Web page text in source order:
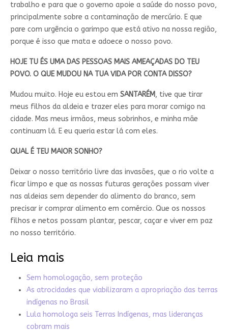
trabalho e para que o governo apoie a saúde do nosso povo,
principalmente sobre a contaminação de mercúrio. E que
pare com urgência o garimpo que está ativo na nossa região,
porque é isso que mata e adoece o nosso povo.
HOJE TU ÉS UMA DAS PESSOAS MAIS AMEAÇADAS DO TEU
POVO. O QUE MUDOU NA TUA VIDA POR CONTA DISSO?
Mudou muito. Hoje eu estou em SANTARÉM, tive que tirar
meus filhos da aldeia e trazer eles para morar comigo na
cidade. Mas meus irmãos, meus sobrinhos, e minha mãe
continuam lá. E eu queria estar lá com eles.
QUAL É TEU MAIOR SONHO?
Deixar o nosso território livre das invasões, que o rio volte a
ficar limpo e que as nossas futuras gerações possam viver
nas aldeias sem depender do alimento do branco, sem
precisar ir comprar alimento em comércio. Que os nossos
filhos e netos possam plantar, pescar, caçar e viver em paz
no nosso território.
Leia mais
Sem homologação, sem proteção
As atrocidades que viabilizaram a apropriação das terras
indígenas no Brasil
Lula homologa seis Terras Indígenas, mas lideranças
cobram mais